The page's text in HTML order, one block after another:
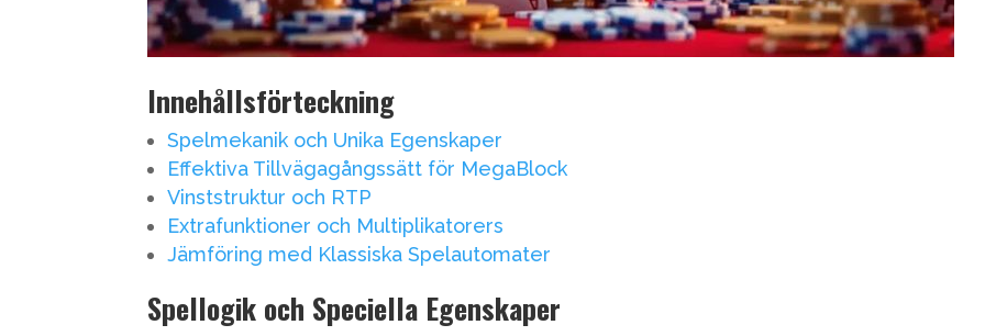
Innehållsförteckning
Spelmekanik och Unika Egenskaper
Effektiva Tillvägagångssätt för MegaBlock
Vinststruktur och RTP
Extrafunktioner och Multiplikatorers
Jämföring med Klassiska Spelautomater
Spellogik och Speciella Egenskaper